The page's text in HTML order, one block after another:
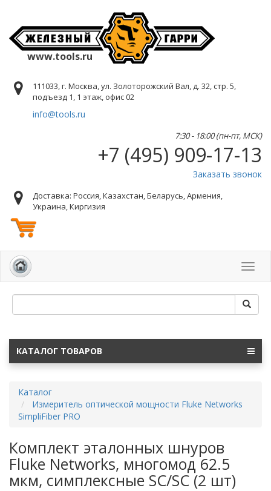
www.tools.ru
111033, г. Москва, ул. Золоторожский Вал, д. 32, стр. 5,
подъезд 1, 1 этаж, офис 02
info@tools.ru
7:30 - 18:00 (пн-пт, МСК)
+7 (495) 909-17-13
Заказать звонок
Доставка: Россия, Казахстан, Беларусь, Армения,
Украина, Киргизия
КАТАЛОГ ТОВАРОВ
Каталог
Измеритель оптической мощности Fluke Networks
SimpliFiber PRO
Комплект эталонных шнуров
Fluke Networks, многомод 62.5
мкм, симплексные SC/SC (2 шт)